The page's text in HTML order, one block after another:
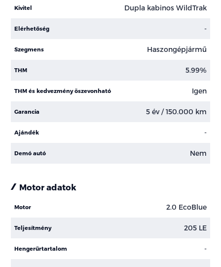
Kivitel Dupla kabinos WildTrak
Elérhetőség -
Szegmens Haszongépjármű
THM 5.99%
THM és kedvezmény öszevonható Igen
Garancia 5 év / 150.000 km
Ajándék -
Demó autó Nem
Motor adatok
Motor 2.0 EcoBlue
Teljesítmény 205 LE
Hengerűrtartalom -